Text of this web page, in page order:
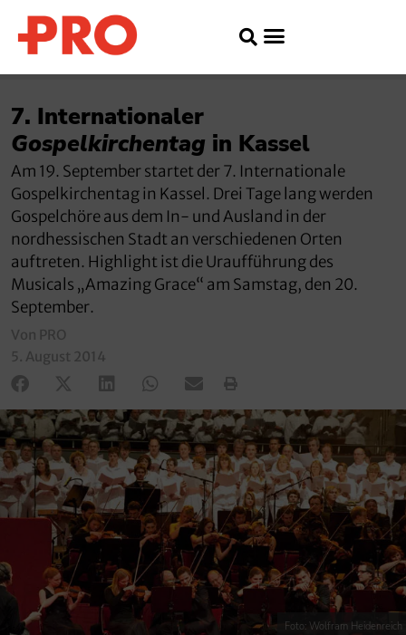
7. Internationaler
Gospelkirchentag in Kassel
Am 19. September startet der 7. Internationale
Gospelkirchentag in Kassel. Drei Tage lang werden
Gospelchöre aus dem In- und Ausland in der
nordhessischen Stadt an verschiedenen Orten
auftreten. Highlight ist die Uraufführung des
Musicals „Amazing Grace“ am Samstag, den 20.
September.
Von PRO
5. August 2014
Foto: Wolfram Heidenreich